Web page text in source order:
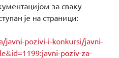
за сваку
је на страници:
javni-pozivi-i-konkursi/javni-
poziv-za-